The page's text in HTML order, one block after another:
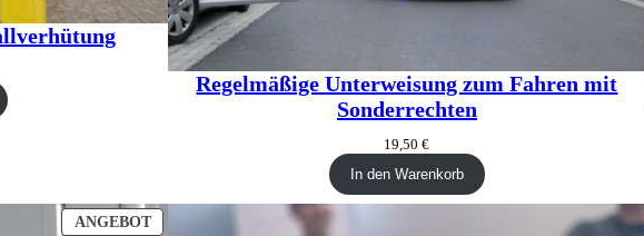
Regelmäßige Unterweisung zum Fahren mit
Sonderrechten
19,50€
In den Warenkorb
ANGEBOTPRODUKT